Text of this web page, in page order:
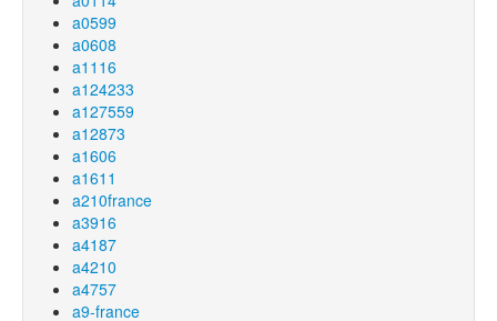
a0599
a0608
a1116
a124233
a127559
a12873
a1606
a1611
a210france
a3916
a4187
a4210
a4757
a9-france